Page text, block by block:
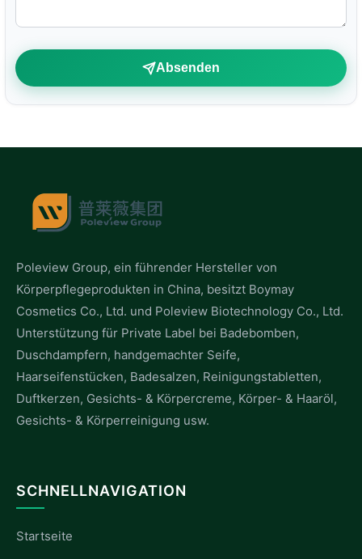
Absenden
Poleview Group, ein führender Hersteller von
Körperpflegeprodukten in China, besitzt Boymay
Cosmetics Co., Ltd. und Poleview Biotechnology Co., Ltd.
Unterstützung für Private Label bei Badebomben,
Duschdampfern, handgemachter Seife,
Haarseifenstücken, Badesalzen, Reinigungstabletten,
Duftkerzen, Gesichts- & Körpercreme, Körper- & Haaröl,
Gesichts- & Körperreinigung usw.
SCHNELLNAVIGATION
Startseite